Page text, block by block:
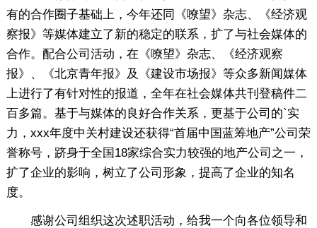
有的合作圈子基础上，今年还同《嘹望》杂志、《经济观
察报》等媒体建立了新的稳定的联系，扩了与社会媒体的
合作。配合公司活动，在《嘹望》杂志、《经济观察
报》、《北京青年报》及《建设市场报》等众多新闻媒体
上进行了有针对性的报道，全年在社会媒体共刊登稿件二
百多篇。基于与媒体的良好合作关系，更基于公司的`实
力，xxx年度中关村建设还获得“首届中国蓝筹地产”公司荣
誉称号，跻身于全国18家综合实力较强的地产公司之一，
扩了企业的影响，树立了公司形象，提高了企业的知名
度。
感谢公司组织这次述职活动，给我一个向各位领导和